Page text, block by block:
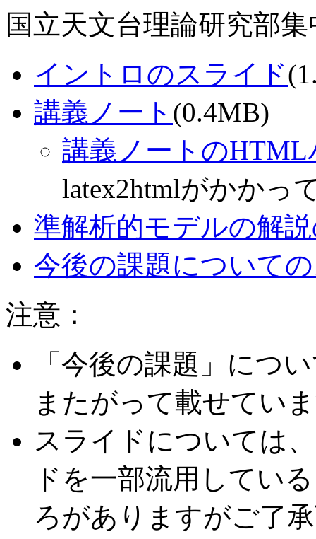
国立天文台理論研究部
イントロのスライド
講義ノート (0.4MB)
講義ノートの
latex2htmlがかかっ
準解析的モデルの解
今後の課題について
注意：
「今後の課題」につ
またがって載せてい
スライドについては
ドを一部流用してい
ろがありますがご了